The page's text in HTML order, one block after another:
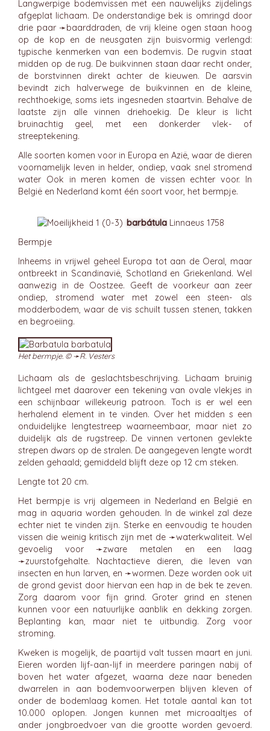
Langwerpige bodemvissen met een nauwelijks zijdelings
afgeplat lichaam. De onderstandige bek is omringd door
drie paar ➛baarddraden, de vrij kleine ogen staan hoog
op de kop en de neusgaten zijn buisvormig verlengd:
typische kenmerken van een bodemvis. De rugvin staat
midden op de rug. De buikvinnen staan daar recht onder,
de borstvinnen direkt achter de kieuwen. De aarsvin
bevindt zich halverwege de buikvinnen en de kleine,
rechthoekige, soms iets ingesneden staartvin. Behalve de
laatste zijn alle vinnen driehoekig. De kleur is licht
bruinachtig geel, met een donkerder vlek- of
streeptekening.
Alle soorten komen voor in Europa en Azië, waar de dieren
voornamelijk leven in helder, ondiep, vaak snel stromend
water Ook in meren komen de vissen echter voor. In
België en Nederland komt één soort voor, het bermpje.
barbátula Linnaeus 1758
Bermpje
Inheems in vrijwel geheel Europa tot aan de Oeral, maar
ontbreekt in Scandinavië, Schotland en Griekenland. Wel
aanwezig in de Oostzee. Geeft de voorkeur aan zeer
ondiep, stromend water met zowel een steen- als
modderbodem, waar de vis schuilt tussen stenen, takken
en begroeiing.
Het bermpje. © ➛R. Vesters
Lichaam als de geslachtsbeschrijving. Lichaam bruinig
lichtgeel met daarover een tekening van ovale vlekjes in
een schijnbaar willekeurig patroon. Toch is er wel een
herhalend element in te vinden. Over het midden s een
onduidelijke lengtestreep waarneembaar, maar niet zo
duidelijk als de rugstreep. De vinnen vertonen gevlekte
strepen dwars op de stralen. De aangegeven lengte wordt
zelden gehaald; gemiddeld blijft deze op 12 cm steken.
Lengte tot 20 cm.
Het bermpje is vrij algemeen in Nederland en België en
mag in aquaria worden gehouden. In de winkel zal deze
echter niet te vinden zijn. Sterke en eenvoudig te houden
vissen die weinig kritisch zijn met de ➛waterkwaliteit. Wel
gevoelig voor ➛zware metalen en een laag
➛zuurstofgehalte. Nachtactieve dieren, die leven van
insecten en hun larven, en ➛wormen. Deze worden ook uit
de grond gevist door hiervan een hap in de bek te zeven.
Zorg daarom voor fijn grind. Groter grind en stenen
kunnen voor een natuurlijke aanblik en dekking zorgen.
Beplanting kan, maar niet te uitbundig. Zorg voor
stroming.
Kweken is mogelijk, de paartijd valt tussen maart en juni.
Eieren worden lijf-aan-lijf in meerdere paringen nabij of
boven het water afgezet, waarna deze naar beneden
dwarrelen in aan bodemvoorwerpen blijven kleven of
onder de bodemlaag komen. Het totale aantal kan tot
10.000 oplopen. Jongen kunnen met microaaltjes of
ander jongbroedvoer van die grootte worden gevoerd.